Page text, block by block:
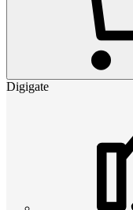
Digigate